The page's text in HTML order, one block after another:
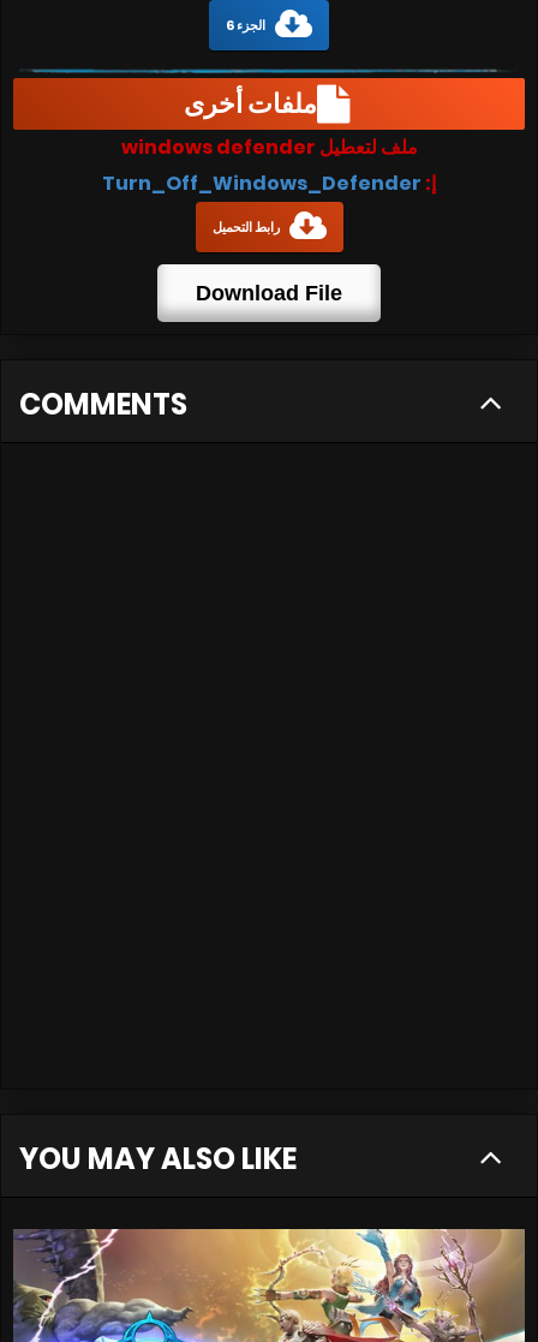
الجزء 6
ملفات أخرى
ملف لتعطيل windows defender
إ: Turn_Off_Windows_Defender
رابط التحميل
Download File
COMMENTS
YOU MAY ALSO LIKE